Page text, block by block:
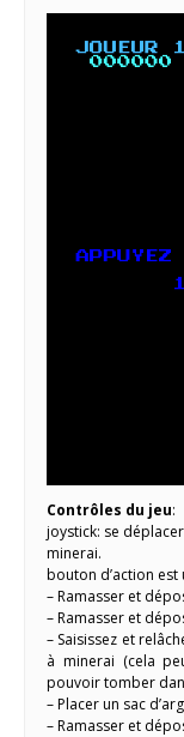
Contrôles du jeu:
joystick: se
minerai.
bouton d’action
– Ramasser et
– Ramasser et
– Saisissez et
à minerai (cela
pouvoir tomber
– Placer un sac
– Ramasser et